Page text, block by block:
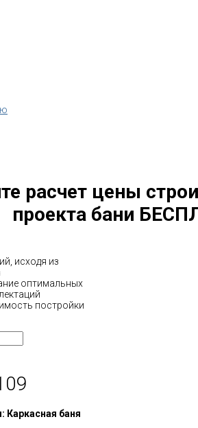
расчет цены
проекта бани
исходя из
оптимальных
постройки
Каркасная баня